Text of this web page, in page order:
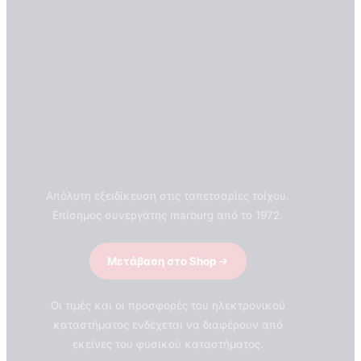
ΣΧΕΤΙΚΑ ΜΕ ΕΜΑΣ
Απόλυτη εξειδίκευση στις ταπετσαρίες τοίχου.
Επίσημος συνεργάτης marburg από το 1972.
Μετάβαση στο Shop
Οι τιμές και οι προσφορές του ηλεκτρονικού
καταστήματος ενδέχεται να διαφέρουν από
εκείνες του φυσικού καταστήματος.